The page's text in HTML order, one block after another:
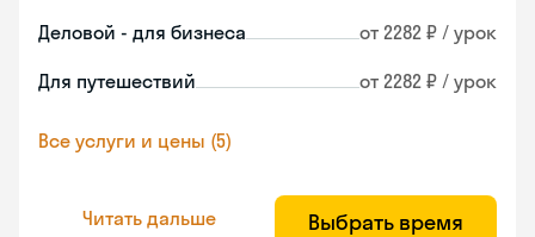
Деловой - для бизнеса от 2282 ₽ / урок
Для путешествий от 2282 ₽ / урок
Все услуги и цены (5)
Читать дальше Выбрать время